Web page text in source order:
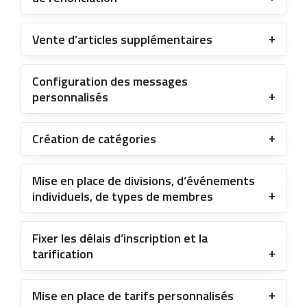
Vente d’articles supplémentaires
Configuration des messages
personnalisés
Création de catégories
Mise en place de divisions, d’événements
individuels, de types de membres
Fixer les délais d’inscription et la
tarification
Mise en place de tarifs personnalisés